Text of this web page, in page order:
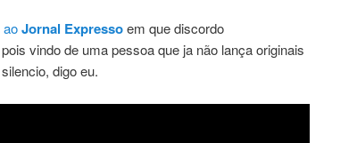
aoJornal Expressoem que discordo
vindo de uma pessoa que ja não lança originais
digo eu.